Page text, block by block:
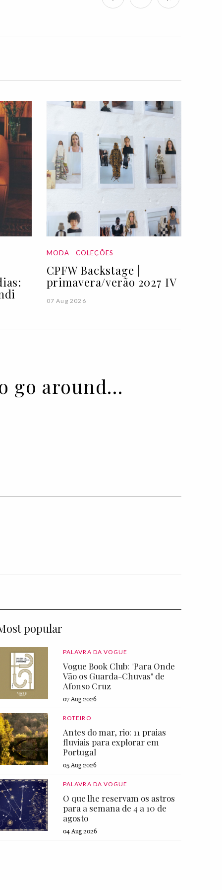
MODA COLEÇÕES
CPFW Backstage |
primavera/verão 2027 IV
07 Aug 2026
go around…
popular
PALAVRA DA VOGUE
Vogue Book Club: "Para Onde
Vão os Guarda-Chuvas" de
Afonso Cruz
07 Aug 2026
ROTEIRO
Antes do mar, rio: 11 praias
fluviais para explorar em
Portugal
05 Aug 2026
PALAVRA DA VOGUE
O que lhe reservam os astros
para a semana de 4 a 10 de
agosto
04 Aug 2026